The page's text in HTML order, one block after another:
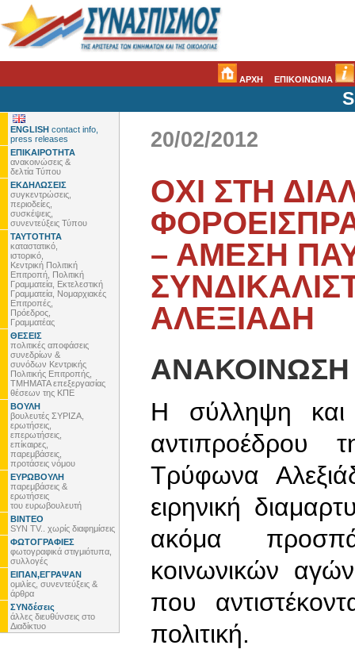
ΑΡΧΗ ΕΠΙΚΟΙΝΩΝΙΑ
ENGLISH contact info,
press releases
ΕΠΙΚΑΙΡΟΤΗΤΑ
ανακοινώσεις &
δελτία Τύπου
ΕΚΔΗΛΩΣΕΙΣ
συγκεντρώσεις,
περιοδείες,
συσκέψεις,
συνεντεύξεις Τύπου
ΤΑΥΤΟΤΗΤΑ
καταστατικό,
ιστορικό,
Κεντρική Πολιτική
Επιτροπή, Πολιτική
Γραμματεία, Εκτελεστική
Γραμματεία, Νομαρχιακές
Επιτροπές,
Πρόεδρος,
Γραμματέας
ΘΕΣΕΙΣ
πολιτικές αποφάσεις
συνεδρίων &
συνόδων Κεντρικής
Πολιτικής Επιτροπής,
ΤΜΗΜΑΤΑ επεξεργασίας
θέσεων της ΚΠΕ
ΒΟΥΛΗ
βουλευτές ΣΥΡΙΖΑ,
ερωτήσεις,
επερωτήσεις,
επίκαιρες,
παρεμβάσεις,
προτάσεις νόμου
ΕΥΡΩΒΟΥΛΗ
παρεμβάσεις &
ερωτήσεις
του ευρωβουλευτή
ΒΙΝΤΕΟ
SYN TV.. χωρίς διαφημίσεις
ΦΩΤΟΓΡΑΦΙΕΣ
φωτογραφικά στιγμιότυπα,
συλλογές
ΕΙΠΑΝ,ΕΓΡΑΨΑΝ
ομιλίες, συνεντεύξεις &
άρθρα
ΣΥΝδέσεις
άλλες διευθύνσεις στο
Διαδίκτυο
20/02/2012
ΟΧΙ ΣΤΗ
– ΑΜΕΣΗ
ΑΛΕΞΙΑΔΗ
Η σύλληψη
αντιπροέδρου
Τρύφωνα
ειρηνική
ακόμα
κοινωνικών
που
πολιτική.